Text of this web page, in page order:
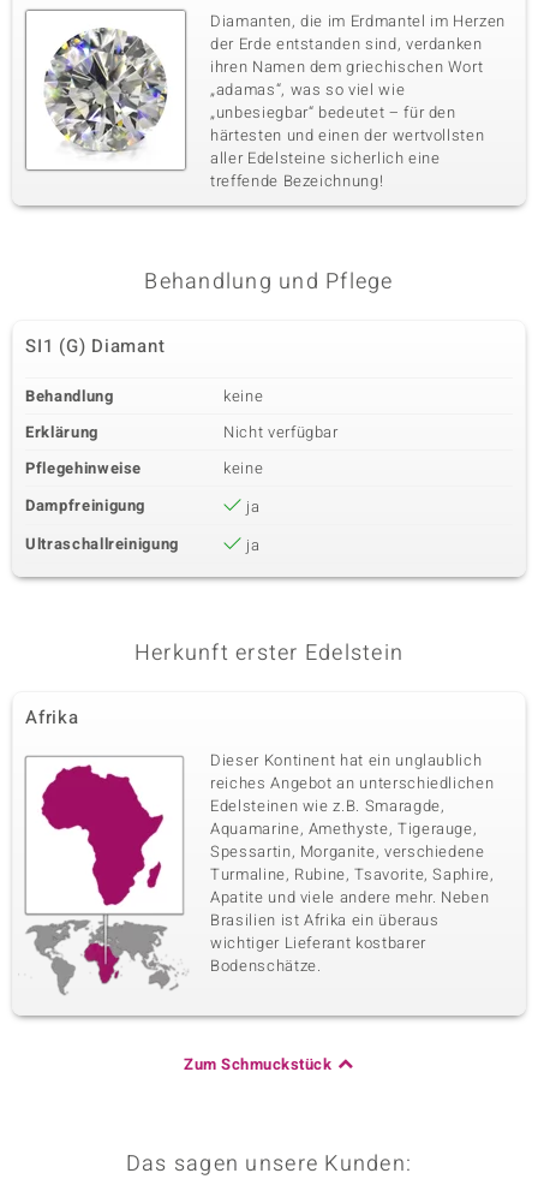
Diamanten, die im Erdmantel im Herzen
der Erde entstanden sind, verdanken
ihren Namen dem griechischen Wort
„adamas“, was so viel wie
„unbesiegbar“ bedeutet – für den
härtesten und einen der wertvollsten
aller Edelsteine sicherlich eine
treffende Bezeichnung!
Behandlung und Pflege
SI1 (G) Diamant
Behandlung
keine
Erklärung
Nicht verfügbar
Pflegehinweise
keine
Dampfreinigung
ja
Ultraschallreinigung
ja
Herkunft erster Edelstein
Afrika
Dieser Kontinent hat ein unglaublich
reiches Angebot an unterschiedlichen
Edelsteinen wie z.B. Smaragde,
Aquamarine, Amethyste, Tigerauge,
Spessartin, Morganite, verschiedene
Turmaline, Rubine, Tsavorite, Saphire,
Apatite und viele andere mehr. Neben
Brasilien ist Afrika ein überaus
wichtiger Lieferant kostbarer
Bodenschätze.
Zum Schmuckstück
Das sagen unsere Kunden: